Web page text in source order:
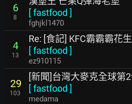
6
8
[fastfood ]
fghjkl1470
4
13
Re: [食記] KFC霸霸霸花
[fastfood ]
ez910115
29
103
[新聞]台灣大麥克全球第
[fastfood ]
medama